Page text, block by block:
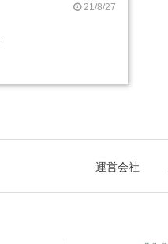
21/8/27
運営会社